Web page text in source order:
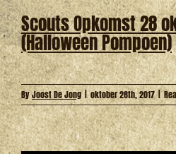
Scouts Opkomst 28
(Halloween Pompoen)
ByJoost De Jong oktober 28th, 2017